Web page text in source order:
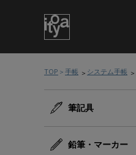
TOP 手帳 システム手帳
筆記具
鉛筆・マーカー